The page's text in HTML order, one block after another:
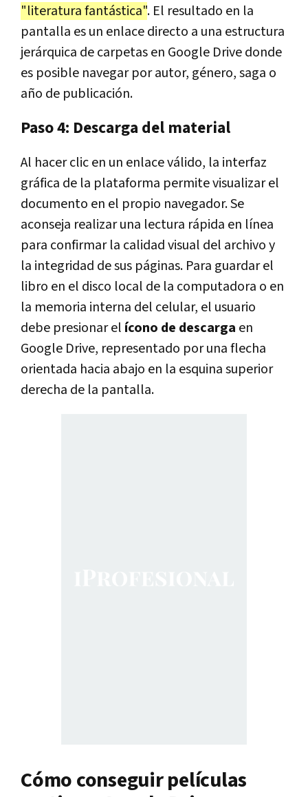
"literatura fantástica". El resultado en la
pantalla es un enlace directo a una estructura
jerárquica de carpetas en Google Drive donde
es posible navegar por autor, género, saga o
año de publicación.
Paso 4: Descarga del material
Al hacer clic en un enlace válido, la interfaz
gráfica de la plataforma permite visualizar el
documento en el propio navegador. Se
aconseja realizar una lectura rápida en línea
para confirmar la calidad visual del archivo y
la integridad de sus páginas. Para guardar el
libro en el disco local de la computadora o en
la memoria interna del celular, el usuario
debe presionar el ícono de descarga en
Google Drive, representado por una flecha
orientada hacia abajo en la esquina superior
derecha de la pantalla.
Cómo conseguir películas